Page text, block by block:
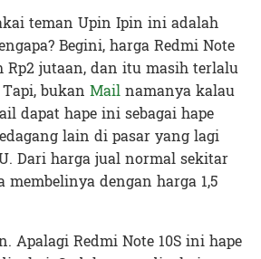
teman Upin Ipin ini adalah
Begini, harga Redmi Note
Rp2 jutaan, dan itu masih terlalu
bukan Mailnamanya kalau
dapat hape ini sebagai hape
lain di pasar yang lagi
Dari harga jual normal sekitar
membelinya dengan harga 1,5
Apalagi Redmi Note 10S ini hape